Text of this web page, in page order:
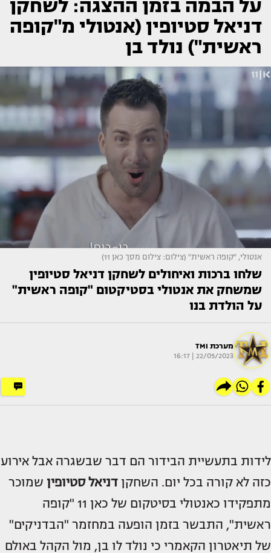
על הבמה בזמן ההצגה: לשחקן
דניאל סטיופין (אנטולי מ"קופה
ראשית") נולד בן
אנטולי, "קופה ראשית" (צילום: צילום מסך כאן 11)
שלחו ברכות ואיחולים לשחקן דניאל סטיופין
שמשחק את אנטולי בסטיקטום "קופה ראשית"
על הולדת בנו
מערכת TMI
22/05/2023 | 16:17
לידות בתעשיית הבידור הם דבר שבשגרה אבל אירוע
כזה לא קורה בכל יום. השחקן דניאל סטיופין שמוכר
מתפקידו כאנטולי בסיטקום של כאן 11 "קופה
ראשית", התבשר בזמן הופעה במחזמר "הבדניקים"
של תיאטרון הקאמרי כי נולד לו בן, מול הקהל באולם